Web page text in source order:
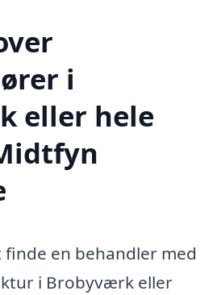
i
eller hele
en behandler med
i Brobyværk eller